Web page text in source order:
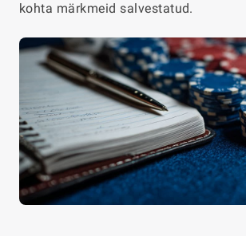
kohta märkmeid salvestatud.